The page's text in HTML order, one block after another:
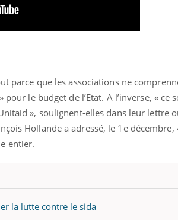
parce que les associations ne
le budget de l’Etat. A l’inverse, « ce
», soulignent-elles dans leur lettre
Hollande a adressé, le 1e
entier.
la lutte contre le sida